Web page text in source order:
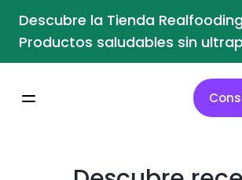
Descubre la Tienda
Productos saludables sin